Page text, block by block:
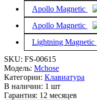
Apollo Magnetic
Apollo Magnetic
Lightning Magnetic
SKU: FS-00615
Модель: Mchose
Категории: Клавиатура
В наличии: 1 шт
Гарантия: 12 месяцев